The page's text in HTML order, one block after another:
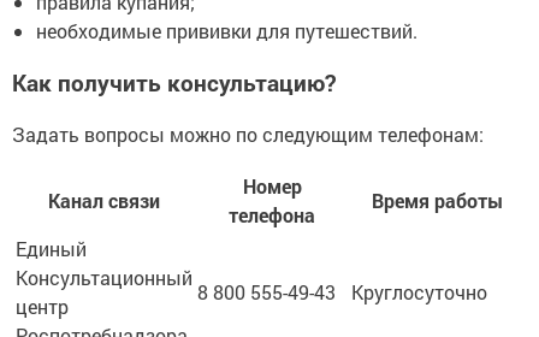
необходимые прививки для путешествий.
Как получить консультацию?
Задать вопросы можно по следующим телефонам:
Канал связи
Номер
телефона
Время работы
Единый
Консультационный
центр
8 800 555-49-43 Круглосуточно